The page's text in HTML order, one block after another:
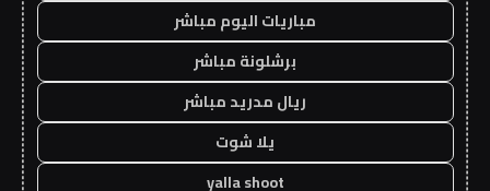
مباريات اليوم مباشر
برشلونة مباشر
ريال مدريد مباشر
يلا شوت
yalla shoot